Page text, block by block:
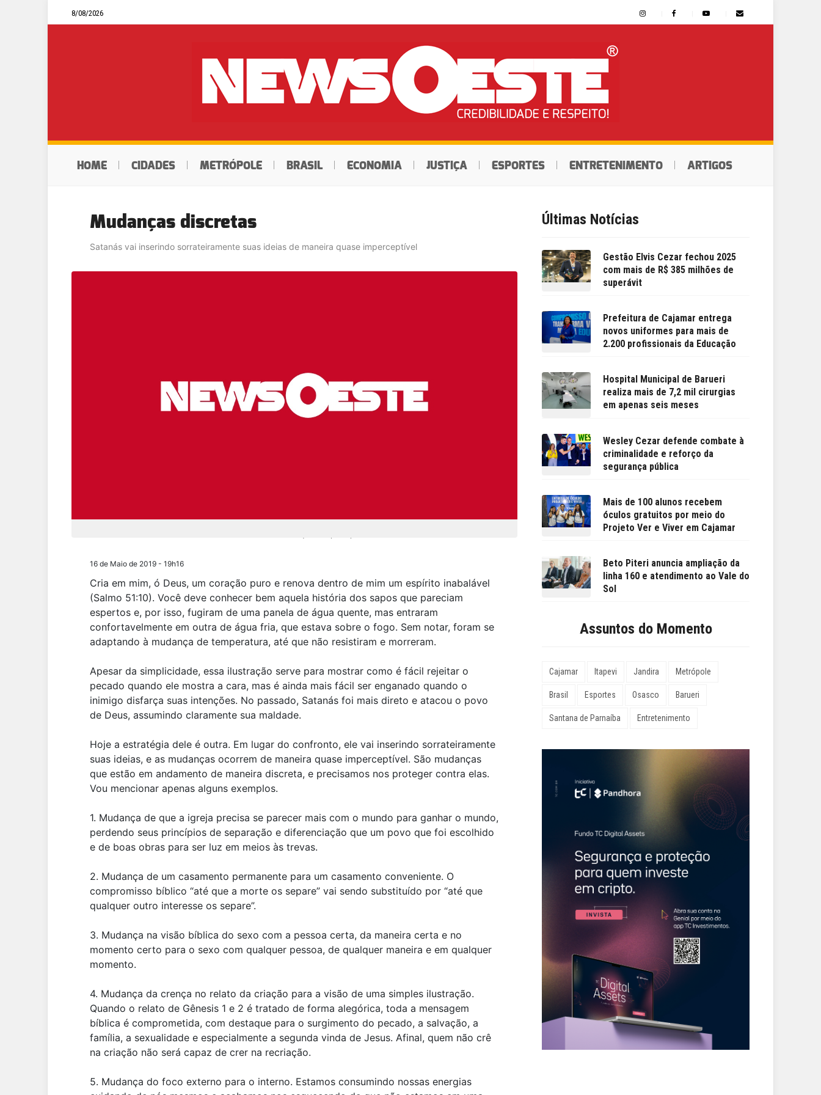
8/08/2026
HOME CIDADES METRÓPOLE BRASIL ECONOMIA JUSTIÇA ESPORTES ENTRETENIMENTO ARTIGOS
Mudanças discretas
Satanás vai inserindo sorrateiramente suas ideias de maneira quase imperceptível
16 de Maio de 2019 - 19h16
Cria em mim, ó Deus, um coração puro e renova dentro de mim um espírito inabalável
(Salmo 51:10). Você deve conhecer bem aquela história dos sapos que pareciam
espertos e, por isso, fugiram de uma panela de água quente, mas entraram
confortavelmente em outra de água fria, que estava sobre o fogo. Sem notar, foram se
adaptando à mudança de temperatura, até que não resistiram e morreram.
Apesar da simplicidade, essa ilustração serve para mostrar como é fácil rejeitar o
pecado quando ele mostra a cara, mas é ainda mais fácil ser enganado quando o
inimigo disfarça suas intenções. No passado, Satanás foi mais direto e atacou o povo
de Deus, assumindo claramente sua maldade.
Hoje a estratégia dele é outra. Em lugar do confronto, ele vai inserindo sorrateiramente
suas ideias, e as mudanças ocorrem de maneira quase imperceptível. São mudanças
que estão em andamento de maneira discreta, e precisamos nos proteger contra elas.
Vou mencionar apenas alguns exemplos.
1. Mudança de que a igreja precisa se parecer mais com o mundo para ganhar o mundo,
perdendo seus princípios de separação e diferenciação que um povo que foi escolhido
e de boas obras para ser luz em meios às trevas.
2. Mudança de um casamento permanente para um casamento conveniente. O
compromisso bíblico “até que a morte os separe” vai sendo substituído por “até que
qualquer outro interesse os separe”.
3. Mudança na visão bíblica do sexo com a pessoa certa, da maneira certa e no
momento certo para o sexo com qualquer pessoa, de qualquer maneira e em qualquer
momento.
4. Mudança da crença no relato da criação para a visão de uma simples ilustração.
Quando o relato de Gênesis 1 e 2 é tratado de forma alegórica, toda a mensagem
bíblica é comprometida, com destaque para o surgimento do pecado, a salvação, a
família, a sexualidade e especialmente a segunda vinda de Jesus. Afinal, quem não crê
na criação não será capaz de crer na recriação.
5. Mudança do foco externo para o interno. Estamos consumindo nossas energias
Últimas Notícias
Gestão Elvis Cezar fechou 2025
com mais de R$ 385 milhões de
superávit
Prefeitura de Cajamar entrega
novos uniformes para mais de
2.200 profissionais da Educação
Hospital Municipal de Barueri
realiza mais de 7,2 mil cirurgias
em apenas seis meses
Wesley Cezar defende combate à
criminalidade e reforço da
segurança pública
Mais de 100 alunos recebem
óculos gratuitos por meio do
Projeto Ver e Viver em Cajamar
Beto Piteri anuncia ampliação da
linha 160 e atendimento ao Vale do
Sol
Assuntos do Momento
Cajamar Itapevi Jandira Metrópole
Brasil Esportes Osasco Barueri
Santana de Parnaíba Entretenimento